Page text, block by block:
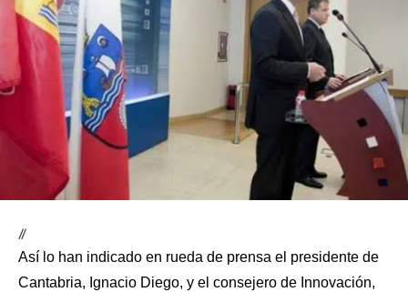
//
Así lo han indicado en rueda de prensa el presidente de
Cantabria, Ignacio Diego, y el consejero de Innovación,